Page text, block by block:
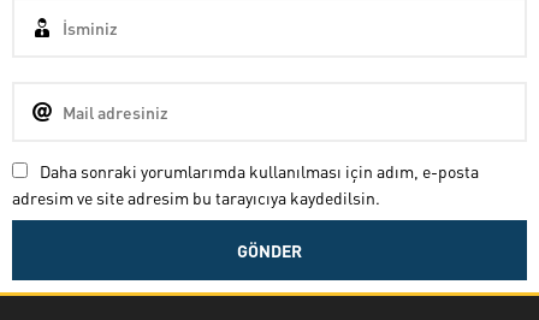
Daha sonraki yorumlarımda kullanılması için adım, e-posta
adresim ve site adresim bu tarayıcıya kaydedilsin.